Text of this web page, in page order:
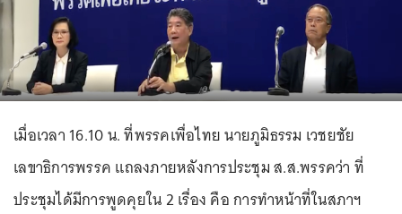
เมื่อเวลา 16.10 น. ที่พรรคเพื่อไทย นายภูมิธรรม เวชยชัย
เลขาธิการพรรค แถลงภายหลังการประชุม ส.ส.พรรคว่า ที่
ประชุมได้มีการพูดคุยใน 2 เรื่อง คือ การทำหน้าที่ในสภาฯ